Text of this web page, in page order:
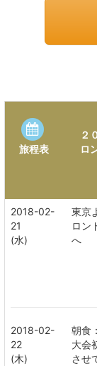
旅程表
２
ロ
2018-02-
21
(水)
東京
ロン
へ
2018-02-
22
(木)
朝
大会
させ